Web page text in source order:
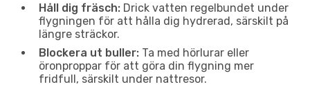
Håll dig fräsch: Drick vatten regelbundet under
flygningen för att hålla dig hydrerad, särskilt på
längre sträckor.
Blockera ut buller: Ta med hörlurar eller
öronproppar för att göra din flygning mer
fridfull, särskilt under nattresor.